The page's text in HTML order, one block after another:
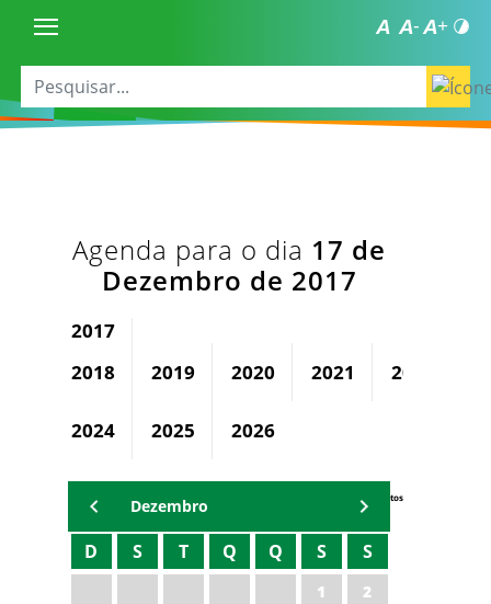
Agenda para o dia 17 de
Dezembro de 2017
2017
2018
2019 2020 2021 2022
2024 2025 2026
Eventos
Dezembro
D S T Q Q S S
1
2